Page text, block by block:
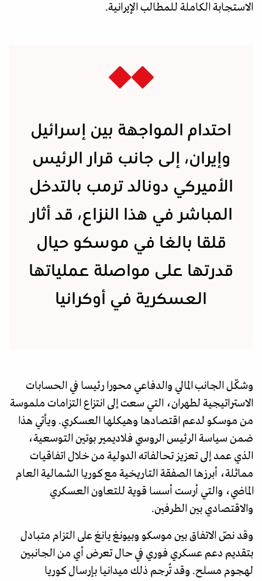
الاستجابة الكاملة للمطالب الإيرانية.
احتدام المواجهة بين إسرائيل
وإيران، إلى جانب قرار الرئيس
الأميركي دونالد ترمب بالتدخل
المباشر في هذا النزاع، قد أثار
قلقا بالغا في موسكو حيال
قدرتها على مواصلة عملياتها
العسكرية في أوكرانيا
وشكّل الجانب المالي والدفاعي محورا رئيسا في الحسابات
الاستراتيجية لطهران، التي سعت إلى انتزاع التزامات ملموسة
من موسكو لدعم اقتصادها وهيكلها العسكري. ويأتي هذا
ضمن سياسة الرئيس الروسي فلاديمير بوتين التوسعية،
الذي عمد إلى تعزيز تحالفاته الدولية من خلال اتفاقيات
مماثلة، أبرزها الصفقة التاريخية مع كوريا الشمالية العام
الماضي، والتي أرست أسسا قوية للتعاون العسكري
والاقتصادي بين الطرفين.
وقد نصّ الاتفاق بين موسكو وبيونغ يانغ على التزام متبادل
بتقديم دعم عسكري فوري في حال تعرض أي من الجانبين
لهجوم مسلح. وقد تُرجم ذلك ميدانيا بإرسال كوريا